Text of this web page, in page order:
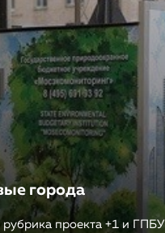
города
рубрика проекта +1 и ГПБУ